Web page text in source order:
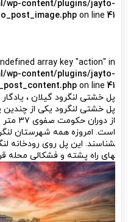
wp-content/plugins/jayto-
on line 41
array key "action" in
wp-content/plugins/jayto-
on line 41
پل خشتی لنگرود گیلان ،
پل خشتی لنگرود یکی از
از
های راه پشته و فشکالی محله